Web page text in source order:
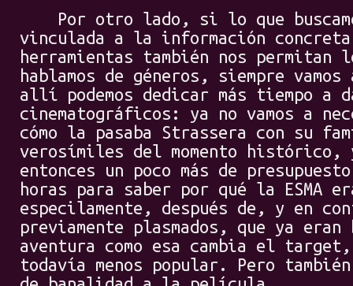
Por otro lado, si lo que
vinculada a la información
herramientas también nos
hablamos de géneros, siempre
allí podemos dedicar más tiempo a
cinematográficos: ya no vamos a
cómo la pasaba Strassera con su
verosímiles del momento histórico, y
entonces un poco más de
horas para saber por qué la ESMA
especilamente, después de, y en
previamente plasmados, que ya
aventura como esa cambia el
todavía menos popular. Pero